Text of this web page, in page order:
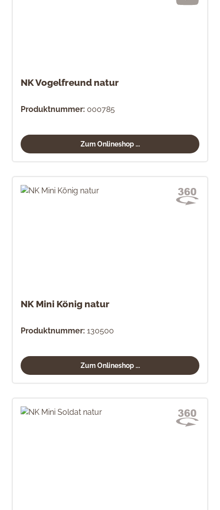
NK Vogelfreund natur
Produktnummer: 000785
Zum Onlineshop ...
NK Mini König natur
Produktnummer: 130500
Zum Onlineshop ...